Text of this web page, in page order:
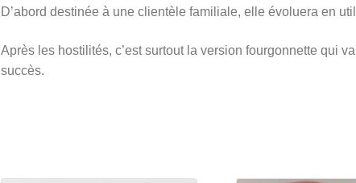
D’abord destinée à une clientèle familiale, elle évoluera en
Après les hostilités, c’est surtout la version fourgonnette qui
succès.